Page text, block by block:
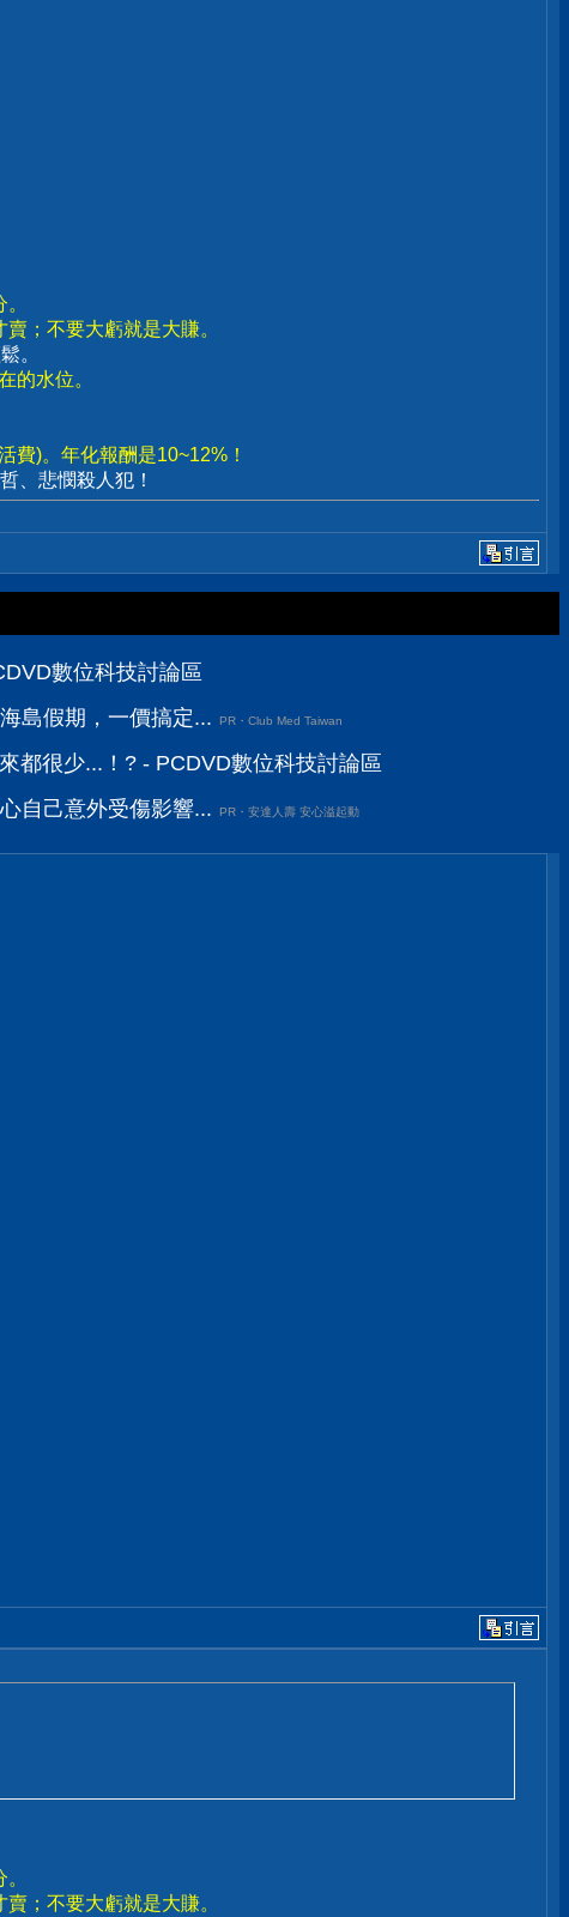
；不要大虧就是大賺。
。
的水位。
費)。年化報酬是10~12%！
、悲憫殺人犯！
數位科技討論區
島假期，一價搞定...
PR・Club Med Taiwan
都很少...！? - PCDVD數位科技討論區
自己意外受傷影響...
PR・安達人壽 安心溢起動
；不要大虧就是大賺。